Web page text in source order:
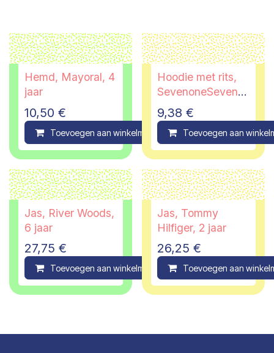
Hemd, Mayoral, 4
jaar
10,50 €
Toevoegen aan winkelmandje Compare
Hoodie met rits,
SevenoneSeven,
2 jaar
9,38 €
Toevoegen aan
Jas, River Woods,
6 jaar
27,75 €
Toevoegen aan winkelmandje Compare
Jas, Tommy
Hilfiger, 2 jaar
26,25 €
Toevoegen aan